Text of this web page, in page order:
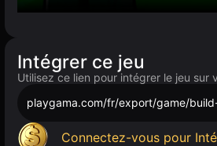
Intégrer ce jeu
Utilisez ce lien pour intégrer le jeu sur
playgama.com/fr/export/game/
Connectez-vous pour